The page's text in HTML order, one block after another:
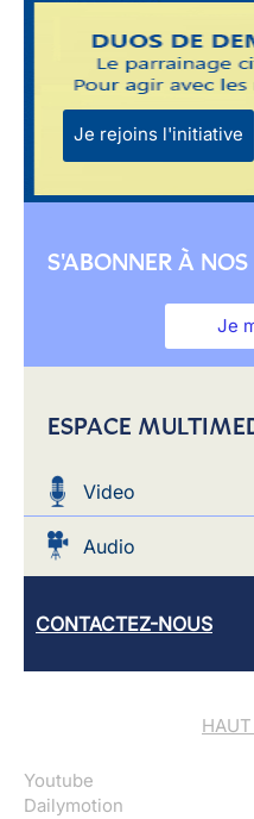
Je rejoins l'initiative
S'ABONNER À
Je
ESPACE
Video
Audio
CONTACTEZ-NOUS
HAUT
Youtube
Dailymotion